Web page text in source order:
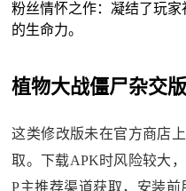
粉丝情怀之作：凝结了玩
的生命力。
植物大战僵尸杂交
这类修改版未在官方商店
取。下载APK时风险较大
P主推荐渠道获取，安装